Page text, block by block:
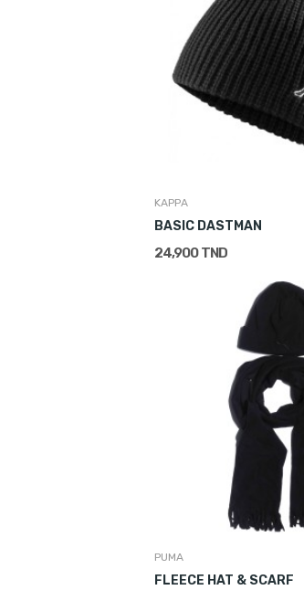
KAPPA
BASIC DASTMAN
24,900 TND
PUMA
FLEECE HAT & SCARF